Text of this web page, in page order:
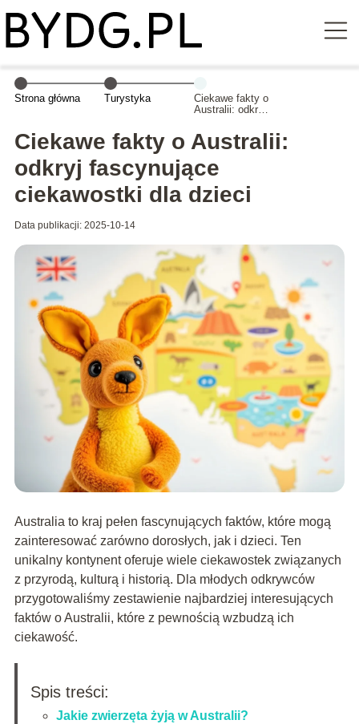
Strona główna Turystyka
Ciekawe fakty o
Australii: odkryj
ciekawostki dla
dzieci
Ciekawe fakty o Australii:
odkryj fascynujące
ciekawostki dla dzieci
Data publikacji: 2025-10-14
Australia to kraj pełen fascynujących faktów, które mogą
zainteresować zarówno dorosłych, jak i dzieci. Ten
unikalny kontynent oferuje wiele ciekawostek związanych
z przyrodą, kulturą i historią. Dla młodych odkrywców
przygotowaliśmy zestawienie najbardziej interesujących
faktów o Australii, które z pewnością wzbudzą ich
ciekawość.
Spis treści:
Jakie zwierzęta żyją w Australii?